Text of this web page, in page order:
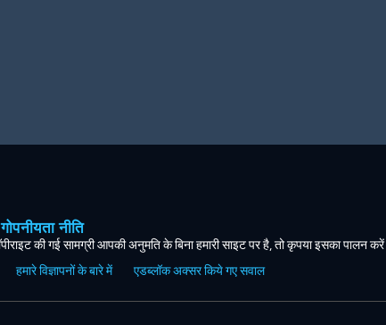
नीति
की गई सामग्री आपकी अनुमति के बिना हमारी साइट पर है, तो कृपया इसका पालन करें
हमारे विज्ञापनों के बारे में एडब्लॉक अक्सर किये गए सवाल